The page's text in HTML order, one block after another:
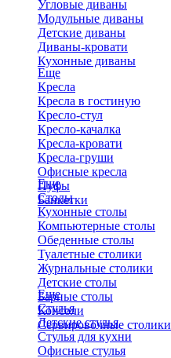
Угловые диваны
Модульные диваны
Детские диваны
Диваны-кровати
Кухонные диваны
Еще
Кресла
Кресла в гостиную
Кресло-стул
Кресло-качалка
Кресла-кровати
Кресла-груши
Офисные кресла
Пуфы
Банкетки
Еще
Столы
Кухонные столы
Компьютерные столы
Обеденные столы
Туалетные столики
Журнальные столики
​Детские столы
Барные столы
Консоли
Сервировочные столики
Еще
Стулья
Детские стулья
Стулья для кухни
Офисные стулья